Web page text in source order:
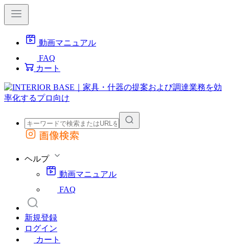
動画マニュアル
FAQ
カート
外部サイトの商品をカートに追加
画像検索
ヘルプ
動画マニュアル
FAQ
新規登録
ログイン
カート